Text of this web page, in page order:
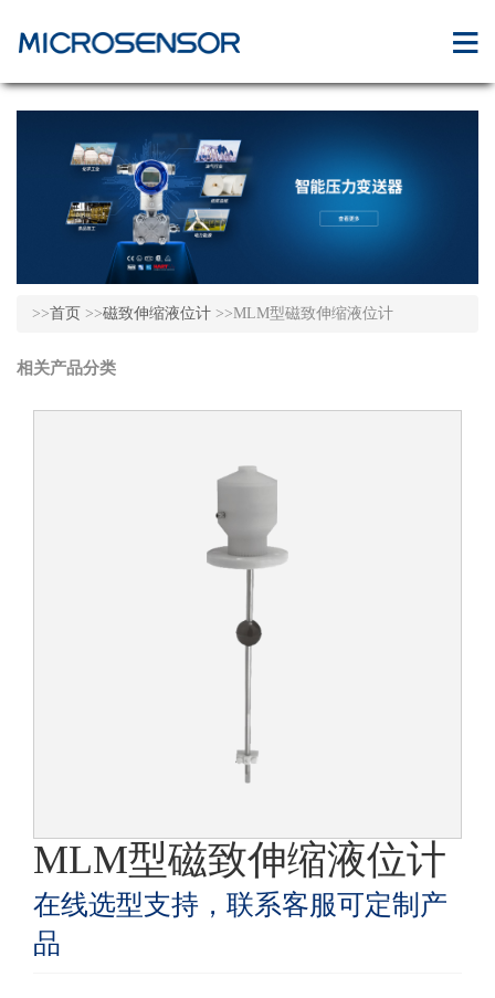
>>首页 >>磁致伸缩液位计 >>MLM型磁致伸缩液位计
相关产品分类
MLM型磁致伸缩液位计
在线选型支持，联系客服可定制产
品